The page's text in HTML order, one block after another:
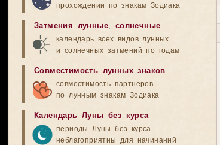
прохождении по знакам Зодиака
Затмения лунные, солнечные
календарь всех видов лунных
и солнечных затмений по годам
Совместимость лунных знаков
совместимость партнеров
по лунным знакам Зодиака
Календарь Луны без курса
периоды Луны без курса
неблагоприятны для начинаний